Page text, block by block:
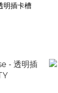
明插卡槽